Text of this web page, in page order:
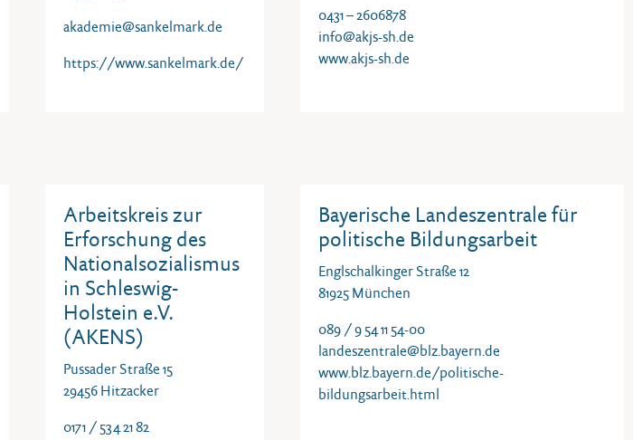
akademie@sankelmark.de
https://www.sankelmark.de/
0431 – 2606878
info@akjs-sh.de
www.akjs-sh.de
Arbeitskreis zur
Erforschung des
Nationalsozialismus
in Schleswig-
Holstein e.V.
(AKENS)
Pussader Straße 15
29456 Hitzacker
0171 / 534 21 82
Bayerische Landeszentrale für
politische Bildungsarbeit
Englschalkinger Straße 12
81925 München
089 / 9 54 11 54-00
landeszentrale@blz.bayern.de
www.blz.bayern.de/politische-
bildungsarbeit.html